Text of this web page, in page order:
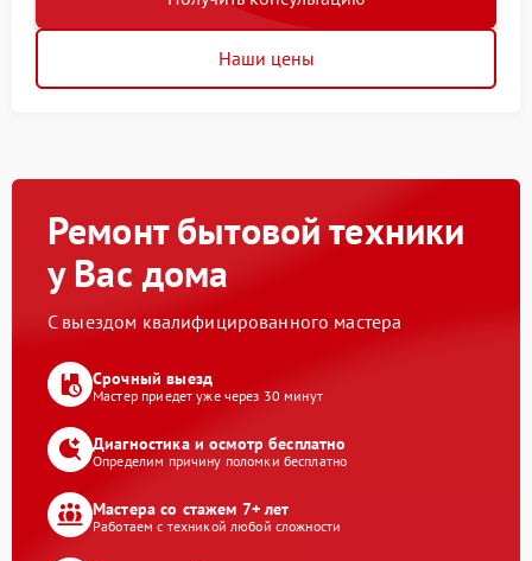
Наши цены
Ремонт бытовой техники
у Вас дома
С выездом квалифицированного мастера
Срочный выезд
Мастер приедет уже через 30 минут
Диагностика и осмотр бесплатно
Определим причину поломки бесплатно
Мастера со стажем 7+ лет
Работаем с техникой любой сложности